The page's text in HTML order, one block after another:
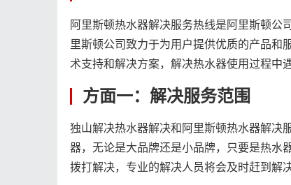
阿里斯顿热水器解决服务热线是阿里斯顿公
里斯顿公司致力于为用户提供优质的产品和
术支持和解决方案，解决热水器使用过程中
方面一：解决服务范围
独山解决热水器解决和阿里斯顿热水器解决
器，无论是大品牌还是小品牌，只要是热水
拨打解决，专业的解决人员将会及时赶到解